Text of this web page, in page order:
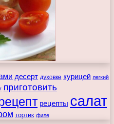
десерт духовке курицей легкий
приготовить
рецепты салат
тортик филе